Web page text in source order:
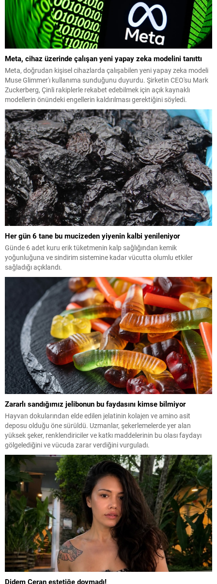
Meta, cihaz üzerinde çalışan yeni yapay zeka modelini tanıttı
Meta, doğrudan kişisel cihazlarda çalışabilen yeni yapay zeka modeli
Muse Glimmer'ı kullanıma sunduğunu duyurdu. Şirketin CEO'su Mark
Zuckerberg, Çinli rakiplerle rekabet edebilmek için açık kaynaklı
modellerin önündeki engellerin kaldırılması gerektiğini söyledi.
Her gün 6 tane bu mucizeden yiyenin kalbi yenileniyor
Günde 6 adet kuru erik tüketmenin kalp sağlığından kemik
yoğunluğuna ve sindirim sistemine kadar vücutta olumlu etkiler
sağladığı açıklandı.
Zararlı sandığımız jelibonun bu faydasını kimse bilmiyor
Hayvan dokularından elde edilen jelatinin kolajen ve amino asit
deposu olduğu öne sürüldü. Uzmanlar, şekerlemelerde yer alan
yüksek şeker, renklendiriciler ve katkı maddelerinin bu olası faydayı
gölgelediğini ve vücuda zarar verdiğini vurguladı.
Didem Ceran estetiğe doymadı!